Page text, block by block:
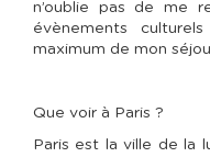
n’oublie pas de me
évènements
maximum de mon
Que voir à Paris ?
Paris est la ville de la